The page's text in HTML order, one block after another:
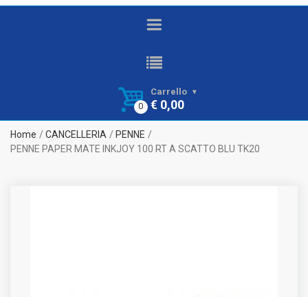
Carrello
€ 0,00
Home CANCELLERIA
PENNE
PENNE PAPER MATE INKJOY 100 RT A SCATTO BLU TK20